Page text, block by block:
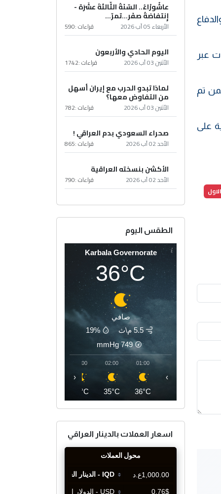
عبر
ممن تم
الإسرائيلية على
عاشُورْاءُ.. السّنَةُ الثّالثةَ عشَرَة -
إِنتفاضةُ صفَر…تمرّ...
الأربعاء 05 آب 2026 قراءات :590
اليوم الحادي والأربعون
الأثنين 03 آب 2026 قراءات :1742
لماذا تبدو الحرب مع إيران أسهل
من التفاوض معها؟
الأثنين 03 آب 2026 قراءات :782
صحراء السعودي بدم العراقي !
الأحد 02 آب 2026 قراءات :865
الأكشن بنسخته العراقية
الأحد 02 آب 2026 قراءات :790
الطقس اليوم
Karbala Governorate
36°C
صافي
5.5 م\ث
19%
749
mmHg
01:00
36°C
02:00
35°C
03:00
35°C
‹ ›
اسعار العملات بالدينار العراقي